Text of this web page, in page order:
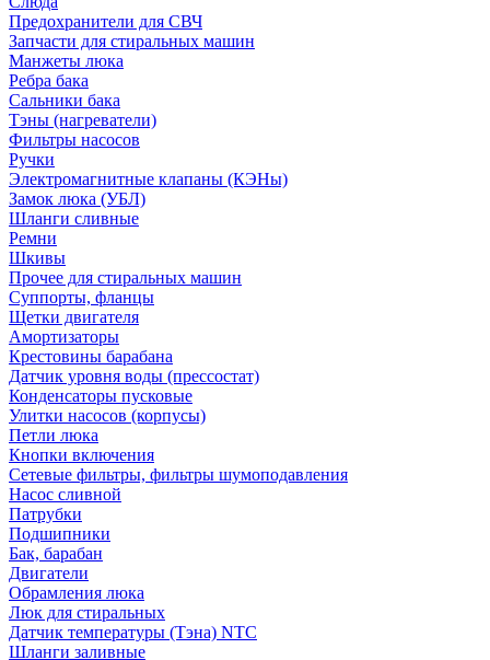
Предохранители для СВЧ
Запчасти для стиральных машин
Манжеты люка
Ребра бака
Сальники бака
Тэны (нагреватели)
Фильтры насосов
Ручки
Электромагнитные клапаны (КЭНы)
Замок люка (УБЛ)
Шланги сливные
Ремни
Шкивы
Прочее для стиральных машин
Суппорты, фланцы
Щетки двигателя
Амортизаторы
Крестовины барабана
Датчик уровня воды (прессостат)
Конденсаторы пусковые
Улитки насосов (корпусы)
Петли люка
Кнопки включения
Сетевые фильтры, фильтры шумоподавления
Насос сливной
Патрубки
Подшипники
Бак, барабан
Двигатели
Обрамления люка
Люк для стиральных
Датчик температуры (Тэна) NTC
Шланги заливные